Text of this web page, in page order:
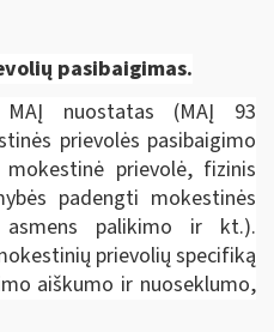
pasibaigimas.
MAĮ nuostatas (MAĮ 93
prievolės pasibaigimo
prievolė, fizinis
padengti mokestinės
palikimo ir kt.).
prievolių specifiką
aiškumo ir nuoseklumo,